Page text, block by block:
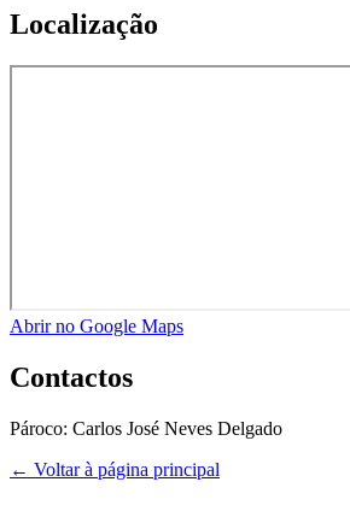
Localização
Abrir no Google Maps
Contactos
Pároco: Carlos José Neves Delgado
← Voltar à página principal